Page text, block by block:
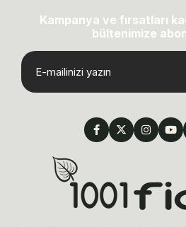
Kampanya ve fırsatları
bültenimize